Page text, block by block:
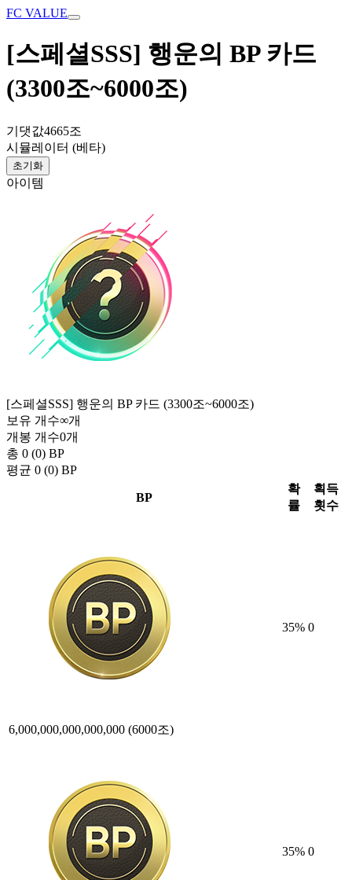
FC VALUE
[스페셜SSS] 행운의 BP 카드
(3300조~6000조)
기댓값4665조
시뮬레이터 (베타)
초기화
아이템
[스페셜SSS] 행운의 BP 카드 (3300조~6000조)
보유 개수∞개
개봉 개수0개
총 0 (0) BP
평균 0 (0) BP
BP
확
률
획득
횟수
6,000,000,000,000,000 (6000조)
35% 0
35% 0